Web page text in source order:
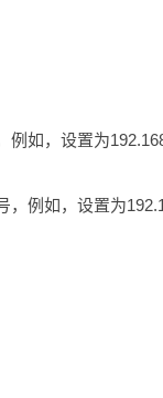
例如，设置为
，例如，设置为